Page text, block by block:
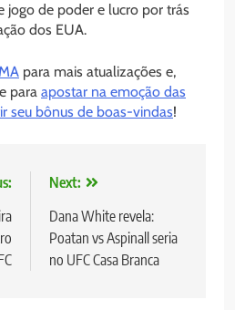
jogo de poder e lucro por trás
dos EUA.
para mais atualizações e,
para apostar na emoção das
seu bônus de boas-vindas!
Next:
Dana White revela:
Poatan vs Aspinall seria
no UFC Casa Branca